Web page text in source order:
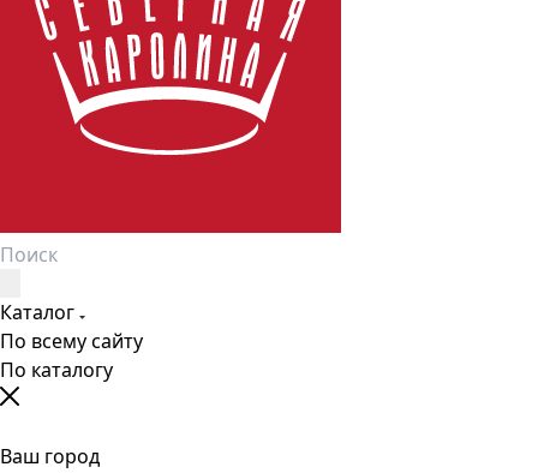
Каталог
По всему сайту
По каталогу
Ваш город